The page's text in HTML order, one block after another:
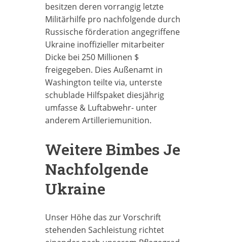
besitzen deren vorrangig letzte
Militärhilfe pro nachfolgende durch
Russische förderation angegriffene
Ukraine inoffizieller mitarbeiter
Dicke bei 250 Millionen $
freigegeben. Dies Außenamt in
Washington teilte via, unterste
schublade Hilfspaket diesjährig
umfasse & Luftabwehr- unter
anderem Artilleriemunition.
Weitere Bimbes Je
Nachfolgende
Ukraine
Unser Höhe das zur Vorschrift
stehenden Sachleistung richtet